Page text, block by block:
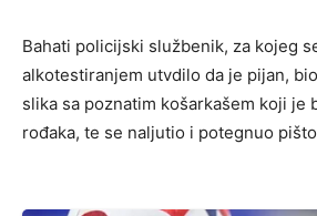
Bahati policijski službenik, za kojeg
alkotestiranjem utvdilo da je pijan,
slika sa poznatim košarkašem koji je
rođaka, te se naljutio i potegnuo